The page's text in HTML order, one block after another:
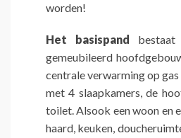
worden!
Het basispand
gemeubileerd
centrale verwarming op
met 4 slaapkamers, de
toilet. Alsook een woon en
haard, keuken,